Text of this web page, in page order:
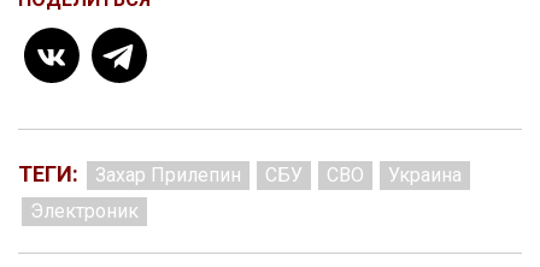
ТЕГИ: Захар Прилепин СБУ СВО
Украина
Электроник